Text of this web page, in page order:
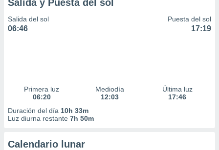
Salida y Puesta del sol
Salida del sol
06:46
Puesta del sol
17:19
Primera luz
06:20
Mediodía
12:03
Última luz
17:46
Duración del día 10h 33m
Luz diurna restante 7h 50m
Calendario lunar